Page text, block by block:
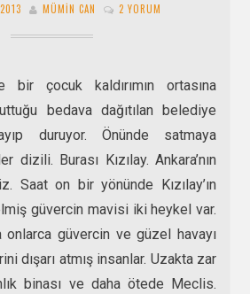
MÜMIN CAN 2 YORUM
bir çocuk kaldırımın ortasına
bedava dağıtılan belediye
duruyor. Önünde satmaya
dizili. Burası Kızılay. Ankara’nın
Saat on bir yönünde Kızılay’ın
güvercin mavisi iki heykel var.
onlarca güvercin ve güzel havayı
dışarı atmış insanlar. Uzakta zar
binası ve daha ötede Meclis.